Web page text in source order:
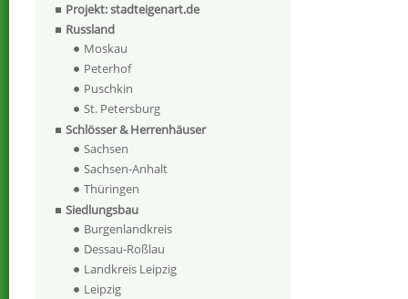
Projekt: stadteigenart.de
Russland
Moskau
Peterhof
Puschkin
St. Petersburg
Schlösser & Herrenhäuser
Sachsen
Sachsen-Anhalt
Thüringen
Siedlungsbau
Burgenlandkreis
Dessau-Roßlau
Landkreis Leipzig
Leipzig